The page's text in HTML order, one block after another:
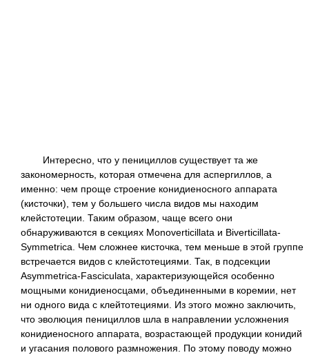
Интересно, что у пенициллов существует та же
закономерность, которая отмечена для аспергиллов, а
именно: чем проще строение конидиеносного аппарата
(кисточки), тем у большего числа видов мы находим
клейстотеции. Таким образом, чаще всего они
обнаруживаются в секциях Monoverticillata и Biverticillata-
Symmetrica. Чем сложнее кисточка, тем меньше в этой группе
встречается видов с клейстотециями. Так, в подсекции
Asymmetrica-Fasciculata, характеризующейся особенно
мощными конидиеносцами, объединенными в коремии, нет
ни одного вида с клейтотециями. Из этого можно заключить,
что эволюция пенициллов шла в направлении усложнения
конидиеносного аппарата, возрастающей продукции конидий
и угасания полового размножения. По этому поводу можно